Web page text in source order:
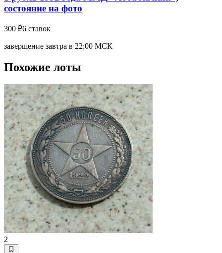
состояние на фото
300 ₽6 ставок
завершение завтра в 22:00 МСК
Похожие лоты
2